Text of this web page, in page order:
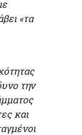
«τα
την
και